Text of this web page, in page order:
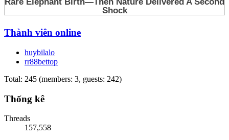
Thành viên online
huybilalo
rr88bettop
Total: 245 (members: 3, guests: 242)
Thống kê
Threads
157,558